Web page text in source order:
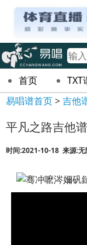
首页 TXT
易唱谱首页>吉他
平凡之路吉他
时间:2021-10-18 来源: